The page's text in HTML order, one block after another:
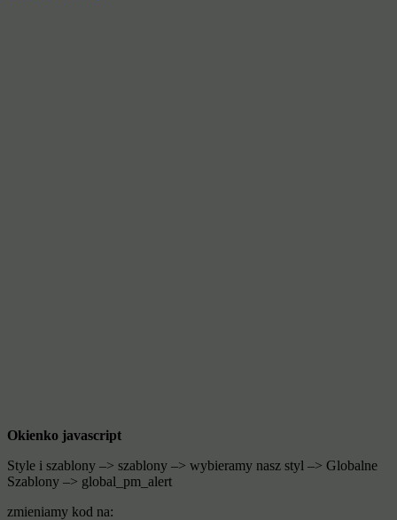
Okienko javascript
Style i szablony –> szablony –> wybieramy nasz styl –> Globalne
Szablony –> global_pm_alert
zmieniamy kod na: